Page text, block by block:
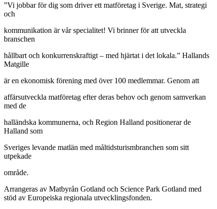
”Vi jobbar för dig som driver ett matföretag i Sverige. Mat, strategi
och
kommunikation är vår specialitet! Vi brinner för att utveckla
branschen
hållbart och konkurrenskraftigt – med hjärtat i det lokala.” Hallands
Matgille
är en ekonomisk förening med över 100 medlemmar. Genom att
affärsutveckla matföretag efter deras behov och genom samverkan
med de
halländska kommunerna, och Region Halland positionerar de
Halland som
Sveriges levande matlän med måltidsturismbranchen som sitt
utpekade
område.
Arrangeras av Matbyrån Gotland och Science Park Gotland med
stöd av Europeiska regionala utvecklingsfonden.